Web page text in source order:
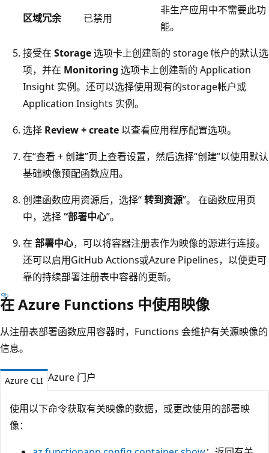
区域冗余
已禁用
非生产应用中不需要此功
能。
接受在 Storage选项卡上创建新的 storage 帐户的默认选
项，并在 Monitoring 选项卡上创建新的 Application
Insight 实例。还可以选择使用现有的storage帐户或
Application Insights 实例。
选择 Review + create 以查看应用程序配置选项。
在“查看 + 创建”页上查看设置，然后选择“创建”以使用默认
基础映像预配函数应用。
创建函数应用资源后，选择“转到资源”。 在函数应用页
中，选择“部署中心”。
在 部署中心，可以将容器注册表作为映像的源进行连接。
还可以启用GitHub Actions或Azure Pipelines，以便更可
靠的持续部署注册表中容器的更新。
在 Azure Functions 中使用映像
从注册表部署函数应用容器时，Functions 会维护有关源映像的
信息。
Azure CLI Azure 门户
使用以下命令获取有关映像的数据，或更改使用的部署映
像：